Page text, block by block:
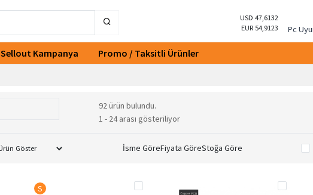
USD 47,6132
EUR 54,9123
Pc
Sellout Kampanya Promo / Taksitli Ürünler
92 ürün bulundu.
1 - 24 arası gösteriliyor
İsme GöreFiyata GöreStoğa Göre
S